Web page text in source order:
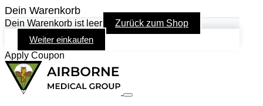
Dein Warenkorb
Dein Warenkorb ist leer
Zurück zum Shop
Weiter einkaufen
Apply Coupon